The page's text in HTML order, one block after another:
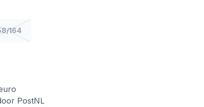
164
PostNL